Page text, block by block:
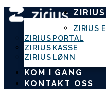
ZIRIUS
ZIRIUS PORTAL
ZIRIUS KASSE
ZIRIUS LØNN
KOM I GANG
KONTAKT OSS